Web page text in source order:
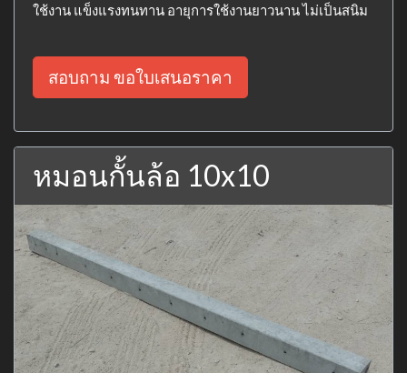
ใช้งาน แข็งแรงทนทาน อายุการใช้งานยาวนาน ไม่เป็นสนิม
สอบถาม ขอใบเสนอราคา
หมอนกั้นล้อ 10x10